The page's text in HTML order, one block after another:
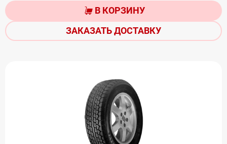
В КОРЗИНУ
ЗАКАЗАТЬ ДОСТАВКУ